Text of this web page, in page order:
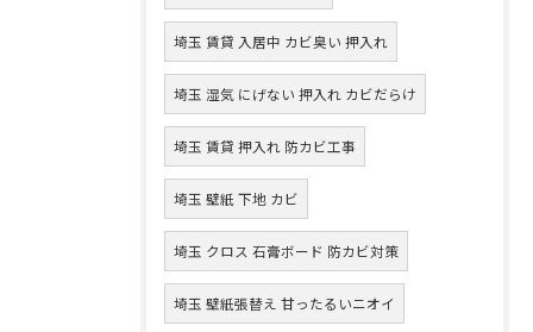
埼玉 賃貸 入居中 カビ臭い 押入れ
埼玉 湿気 にげない 押入れ カビだらけ
埼玉 賃貸 押入れ 防カビ工事
埼玉 壁紙 下地 カビ
埼玉 クロス 石膏ボード 防カビ対策
埼玉 壁紙張替え 甘ったるいニオイ